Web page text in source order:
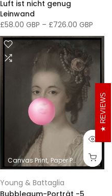
Luft ist nicht genug
Leinwand
£58.00 GBP – £726.00 GBP
66x76cm 91x117cm 107x137cm
Canvas Print Paper Print
Young & Battaglia
REVIEWS